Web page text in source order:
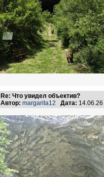
Re: Что увидел объектив?
Автор: margarita12 Дата: